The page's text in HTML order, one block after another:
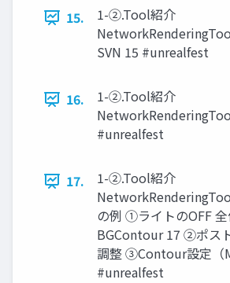
15.
1-②.Tool紹介
SVN 15 #unrealfest
16.
1-②.Tool紹介
#unrealfest
17.
1-②.Tool紹介
の例 ①ライトのOFF
BGContour 17 ②ポス
調整 ③Contour設定（
#unrealfest